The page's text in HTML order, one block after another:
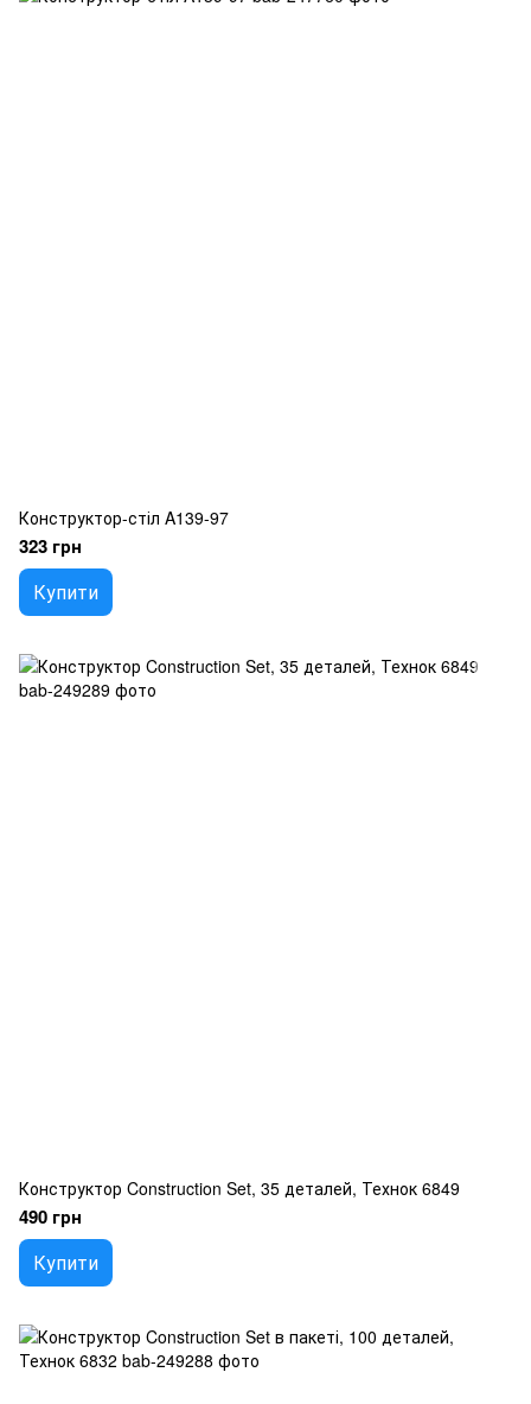
Конструктор-стіл A139-97
323 грн
Купити
Конструктор Construction Set, 35 деталей, Технок 6849
490 грн
Купити